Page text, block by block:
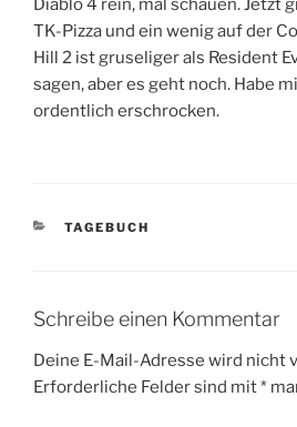
Diablo 4 rein, mal schauen. Jetzt
TK-Pizza und ein wenig auf der
Hill 2 ist gruseliger als Resident
sagen, aber es geht noch. Habe
ordentlich erschrocken.
KATEGORIEN
TAGEBUCH
Schreibe einen Kommentar
Deine E-Mail-Adresse wird nicht
Erforderliche Felder sind mit*